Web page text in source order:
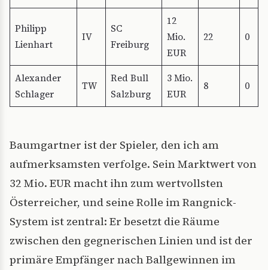
Philipp
Lienhart
IV
SC
Freiburg
12
Mio.
EUR
22 0
Alexander
Schlager
TW
Red Bull
Salzburg
3 Mio.
EUR
8 0
Baumgartner ist der Spieler, den ich am
aufmerksamsten verfolge. Sein Marktwert von
32 Mio. EUR macht ihn zum wertvollsten
Österreicher, und seine Rolle im Rangnick-
System ist zentral: Er besetzt die Räume
zwischen den gegnerischen Linien und ist der
primäre Empfänger nach Ballgewinnen im